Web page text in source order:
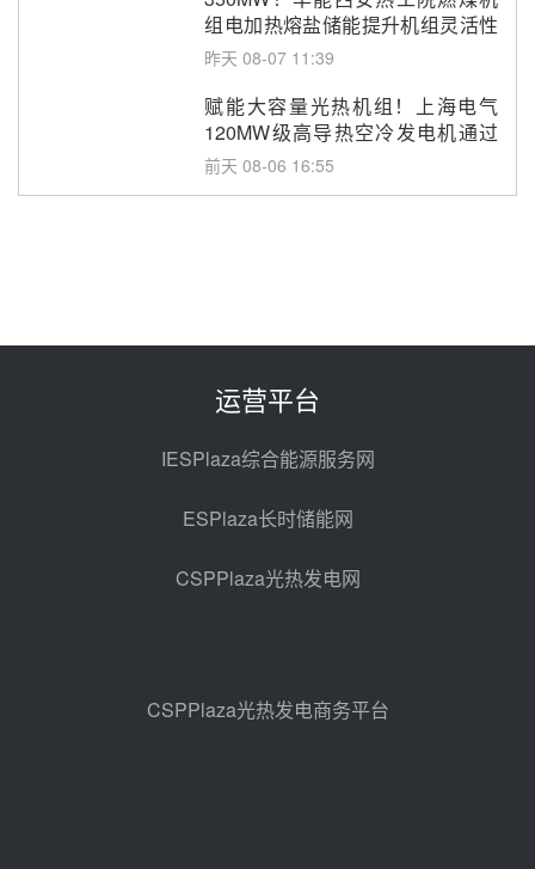
组电加热熔盐储能提升机组灵活性
改造项目初步设计第三方评审服务
昨天 08-07 11:39
赋能大容量光热机组！上海电气
120MW级高导热空冷发电机通过
型式试验
前天 08-06 16:55
100MW光工程性能试验采购
光热示范电站二列蒸汽发生器设备
亚核阀业中标天山北麓100MW光
热发电工程EPC总承包项目熔盐截
止阀、熔盐三偏心蝶阀采购
08-05 17:15
包项目熔盐介质超声波流量计采购
08-05 17:09
运营平台
IESPlaza综合能源服务网
ESPlaza长时储能网
CSPPlaza光热发电网
CSPPlaza光热发电商务平台